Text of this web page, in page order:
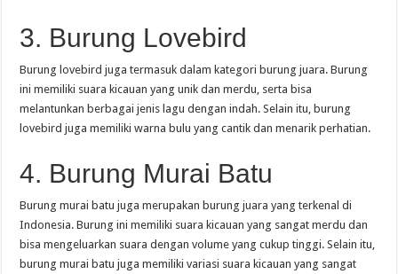
3. Burung Lovebird
Burung lovebird juga termasuk dalam kategori burung juara. Burung
ini memiliki suara kicauan yang unik dan merdu, serta bisa
melantunkan berbagai jenis lagu dengan indah. Selain itu, burung
lovebird juga memiliki warna bulu yang cantik dan menarik perhatian.
4. Burung Murai Batu
Burung murai batu juga merupakan burung juara yang terkenal di
Indonesia. Burung ini memiliki suara kicauan yang sangat merdu dan
bisa mengeluarkan suara dengan volume yang cukup tinggi. Selain itu,
burung murai batu juga memiliki variasi suara kicauan yang sangat